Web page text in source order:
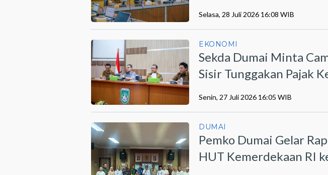
Selasa, 28 Juli 2026 16:08 WIB
EKONOMI
Sekda Dumai Minta
Sisir Tunggakan Pajak
Senin, 27 Juli 2026 16:05 WIB
DUMAI
Pemko Dumai Gelar
HUT Kemerdekaan RI